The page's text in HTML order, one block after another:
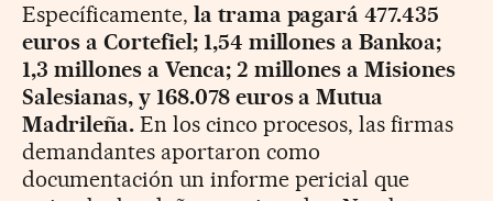
Específicamente, la trama pagará 477.435
euros a Cortefiel; 1,54 millones a Bankoa;
1,3 millones a Venca; 2 millones a Misiones
Salesianas, y 168.078 euros a Mutua
Madrileña.En los cinco procesos, las firmas
demandantes aportaron como
documentación un informe pericial que